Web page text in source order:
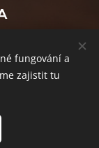
fungování a
zajistit tu